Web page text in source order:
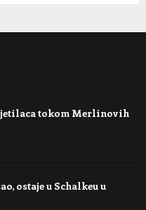
tokom Merlinovih
ostaje u Schalkeu u